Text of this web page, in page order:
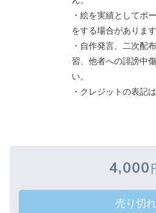
・絵を実績としてポ
をする場合があります
・自作発言、二次配
習、他者への誹謗中
い。
・クレジットの表記
4,000
売り切れ